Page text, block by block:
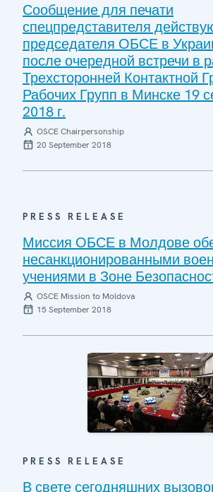
Сообщение для печати
спецпредставителя
председателя ОБСЕ в
после очередной встречи в
Трехсторонней Контактной
Рабочих Групп в Минске 19
2018 г.
OSCE Chairpersonship
20 September 2018
PRESS RELEASE
Миссия ОБСЕ в Молдове
несанкционированными
учениями в Зоне
OSCE Mission to Moldova
15 September 2018
PRESS RELEASE
В свете сегодняшних